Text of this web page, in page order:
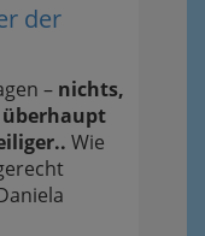
der
– nichts,
Wie